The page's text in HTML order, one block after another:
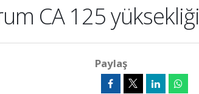
CA 125 yüksekliği
Paylaş